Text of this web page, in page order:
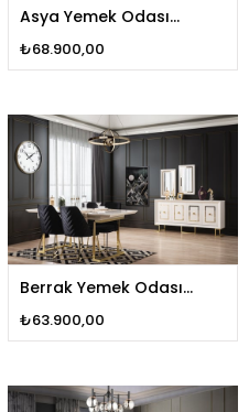
Asya Yemek Odası
Gümüş
₺68.900,00
Berrak Yemek Odası
Gold
₺63.900,00